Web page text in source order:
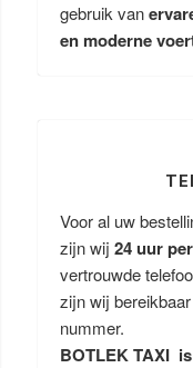
gebruik van
en moderne
Voor al uw
zijn wij 24 uur
vertrouwde
zijn wij
nummer.
BOTLEK TAXI